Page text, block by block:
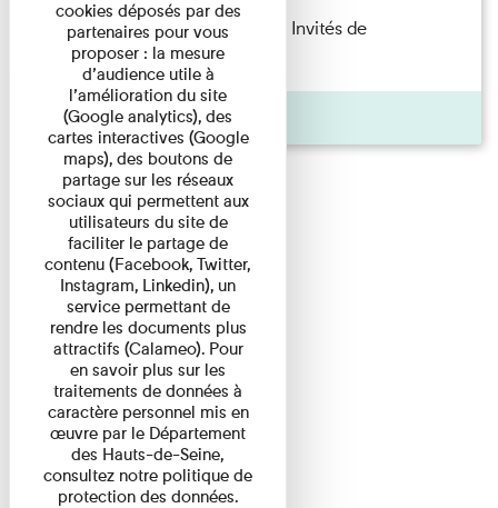
Fanny Taillandier – Foudres Les Invités de
l’Imprimerie n°6 Lecture ...
Pages
cookies déposés par des
partenaires pour vous
proposer : la mesure
d’audience utile à
l’amélioration du site
(Google analytics), des
cartes interactives (Google
maps), des boutons de
partage sur les réseaux
sociaux qui permettent aux
utilisateurs du site de
faciliter le partage de
contenu (Facebook, Twitter,
Instagram, Linkedin), un
service permettant de
rendre les documents plus
attractifs (Calameo). Pour
en savoir plus sur les
traitements de données à
caractère personnel mis en
œuvre par le Département
des Hauts-de-Seine,
consultez notre politique de
protection des données.